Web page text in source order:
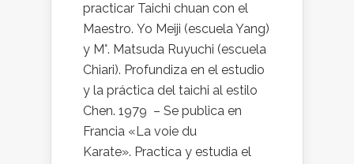
practicar Taichi chuan con el
Maestro. Yo Meiji (escuela Yang)
y M°. Matsuda Ruyuchi (escuela
Chiari). Profundiza en el estudio
y la práctica del taichi al estilo
Chen. 1979 – Se publica en
Francia «La voie du
Karate». Practica y estudia el